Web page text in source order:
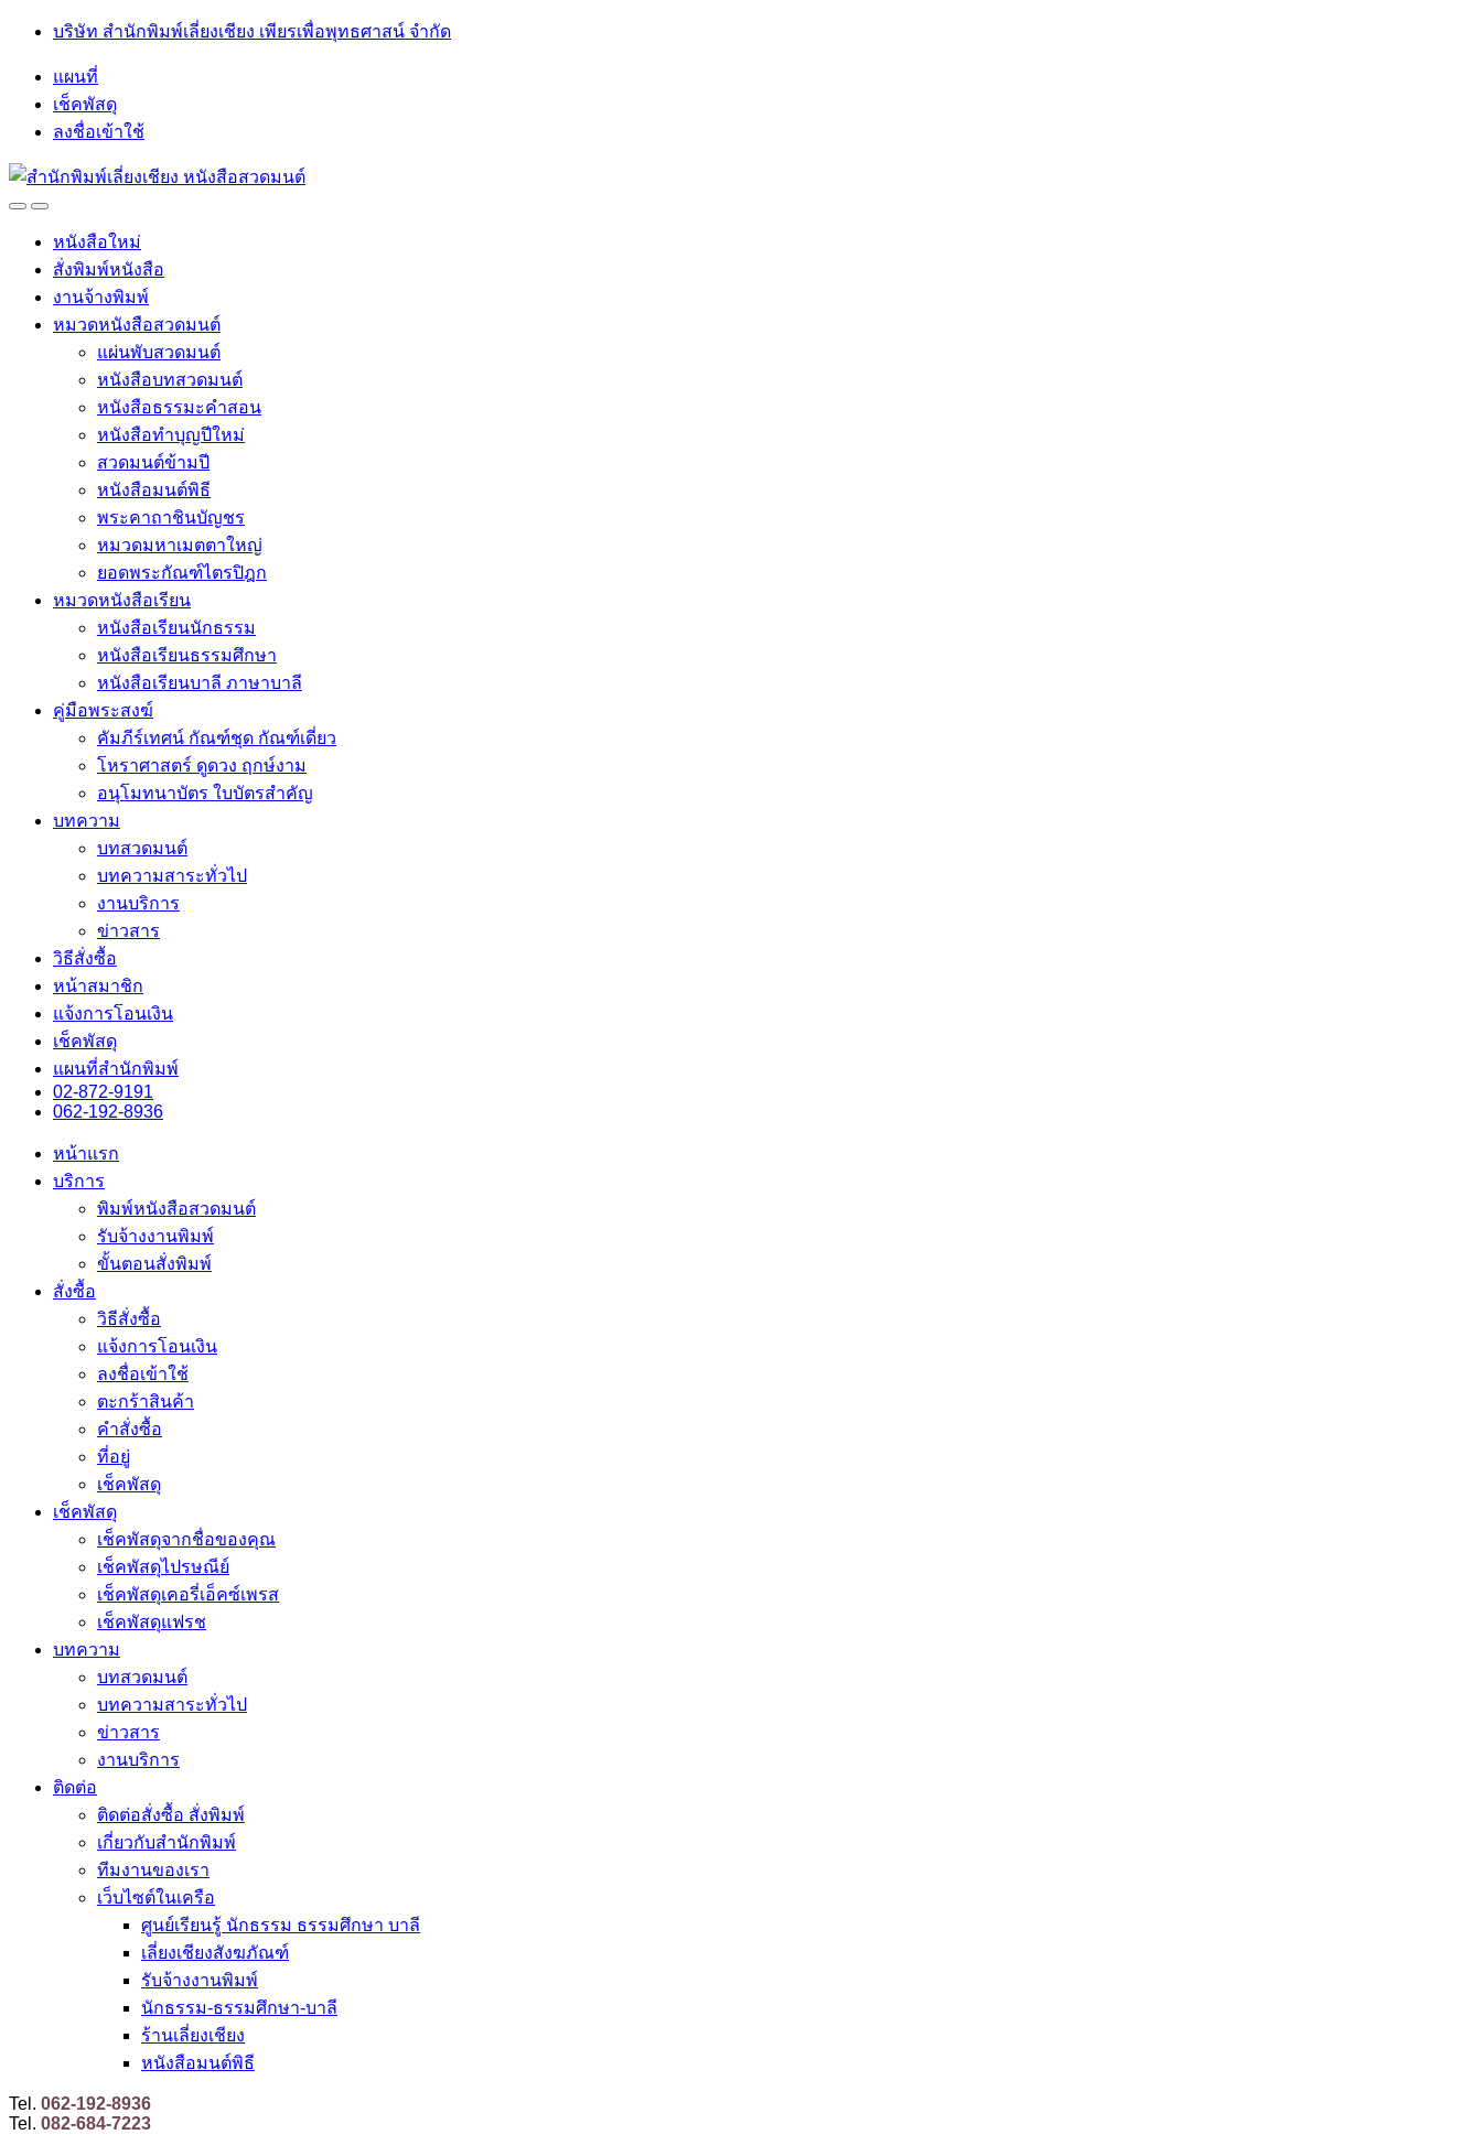
Skip
navigation
Skip
บริษัท สำนักพิมพ์เลี่ยงเชียง เพียรเพื่อพุทธศาสน์ จำกัด
แผนที่
เช็คพัสดุ
ลงชื่อเข้าใช้
OpenClose
หนังสือใหม่
สั่งพิมพ์หนังสือ
งานจ้างพิมพ์
หมวดหนังสือสวดมนต์
แผ่นพับสวดมนต์
หนังสือบทสวดมนต์
หนังสือธรรมะคำสอน
หนังสือทำบุญปีใหม่
สวดมนต์ข้ามปี
หนังสือมนต์พิธี
พระคาถาชินบัญชร
หมวดมหาเมตตาใหญ่
ยอดพระกัณฑ์ไตรปิฎก
หมวดหนังสือเรียน
หนังสือเรียนนักธรรม
หนังสือเรียนธรรมศึกษา
หนังสือเรียนบาลี ภาษาบาลี
คู่มือพระสงฆ์
คัมภีร์เทศน์ กัณฑ์ชุด กัณฑ์เดี่ยว
โหราศาสตร์ ดูดวง ฤกษ์งาม
อนุโมทนาบัตร ใบบัตรสำคัญ
บทความ
บทสวดมนต์
บทความสาระทั่วไป
งานบริการ
ข่าวสาร
วิธีสั่งซื้อ
หน้าสมาชิก
แจ้งการโอนเงิน
เช็คพัสดุ
แผนที่สำนักพิมพ์
02-872-9191
062-192-8936
หน้าแรก
บริการ
พิมพ์หนังสือสวดมนต์
รับจ้างงานพิมพ์
ขั้นตอนสั่งพิมพ์
สั่งซื้อ
วิธีสั่งซื้อ
แจ้งการโอนเงิน
ลงชื่อเข้าใช้
ตะกร้าสินค้า
คำสั่งซื้อ
ที่อยู่
เช็คพัสดุ
เช็คพัสดุ
เช็คพัสดุจากชื่อของคุณ
เช็คพัสดุไปรษณีย์
เช็คพัสดุเคอรี่เอ็คซ์เพรส
เช็คพัสดุแฟรช
บทความ
บทสวดมนต์
บทความสาระทั่วไป
ข่าวสาร
งานบริการ
ติดต่อ
ติดต่อสั่งซื้อ สั่งพิมพ์
เกี่ยวกับสำนักพิมพ์
ทีมงานของเรา
เว็บไซต์ในเครือ
ศูนย์เรียนรู้ นักธรรม ธรรมศึกษา บาลี
เลี่ยงเชียงสังฆภัณฑ์
รับจ้างงานพิมพ์
นักธรรม-ธรรมศึกษา-บาลี
ร้านเลี่ยงเชียง
หนังสือมนต์พิธี
Tel. 062-192-8936
Tel. 082-684-7223